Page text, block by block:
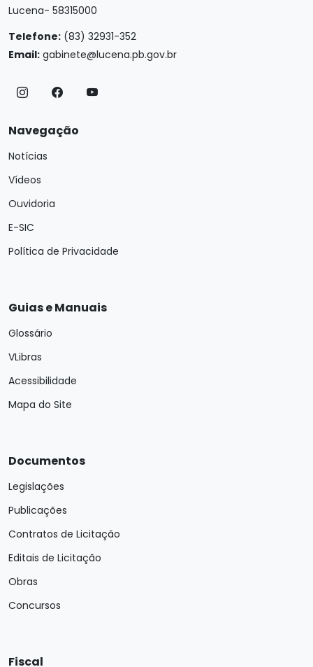
Lucena- 58315000
Telefone: (83) 32931-352
Email: gabinete@lucena.pb.gov.br
Navegação
Notícias
Vídeos
Ouvidoria
E-SIC
Política de Privacidade
Guias e Manuais
Glossário
VLibras
Acessibilidade
Mapa do Site
Documentos
Legislações
Publicações
Contratos de Licitação
Editais de Licitação
Obras
Concursos
Fiscal